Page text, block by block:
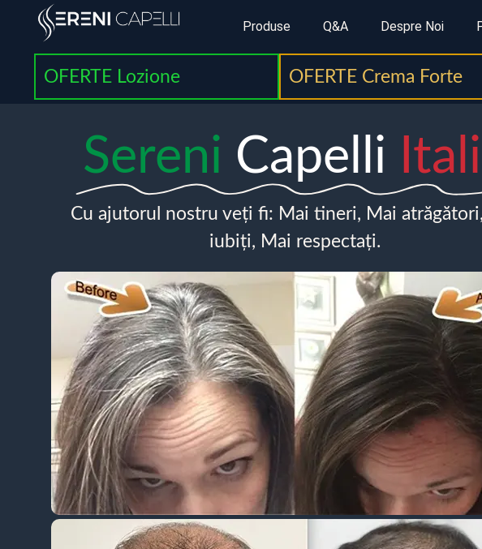
Produse Q&A Despre Noi
OFERTE Lozione OFERTE Crema Forte
Sereni Capelli
Cu ajutorul nostru veți fi: Mai tineri, Mai
iubiți, Mai respectați.